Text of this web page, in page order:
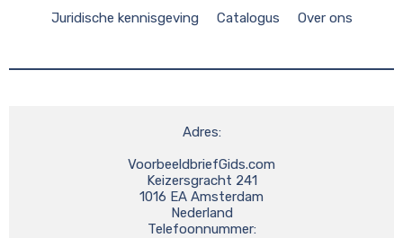
Juridische kennisgeving
Catalogus Over ons
Adres:
VoorbeeldbriefGids.com
Keizersgracht 241
1016 EA Amsterdam
Nederland
Telefoonnummer: